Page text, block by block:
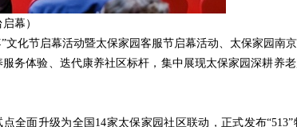
幕）
化节启幕活动暨太保家园客服节启幕活动、太保家园南
务体验、迭代康养社区标杆，集中展现太保家园深耕养
全面升级为全国14家太保家园社区联动，正式发布